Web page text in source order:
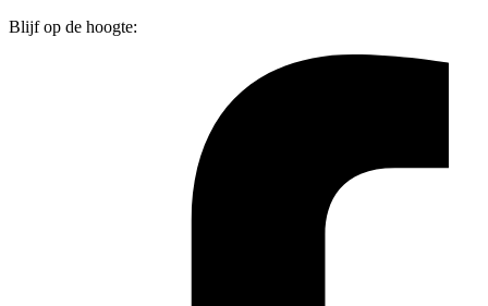
Blijf op de hoogte: